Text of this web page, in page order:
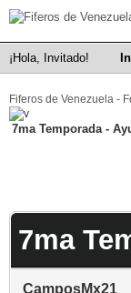
¡Hola, Invitado!
Fiferos de Venezuela -
7ma Temporada -
7ma
CamposMx21